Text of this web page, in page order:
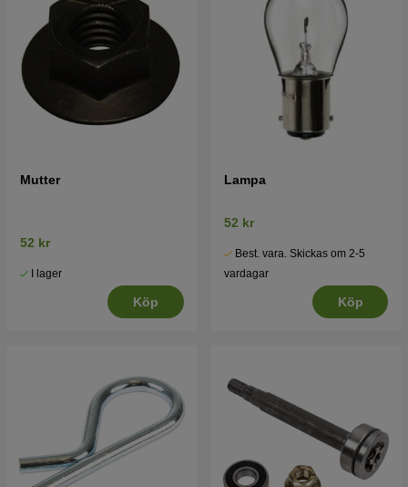
Mutter
52 kr
I lager
Köp
Lampa
52 kr
Best. vara. Skickas om 2-5
vardagar
Köp